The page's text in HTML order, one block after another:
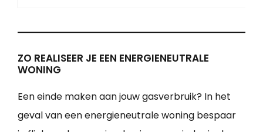
ZO REALISEER JE EEN ENERGIENEUTRALE
WONING
Een einde maken aan jouw gasverbruik? In het
geval van een energieneutrale woning bespaar